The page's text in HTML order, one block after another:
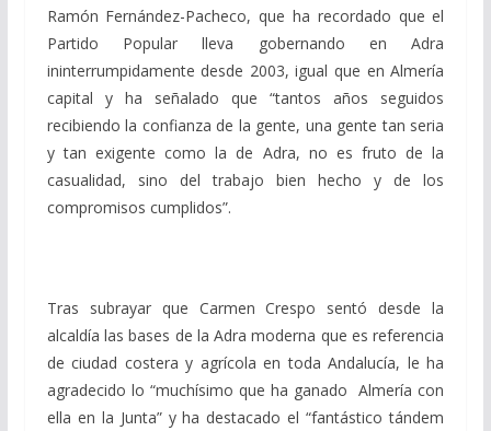
Ramón Fernández-Pacheco, que ha recordado que el
Partido Popular lleva gobernando en Adra
ininterrumpidamente desde 2003, igual que en Almería
capital y ha señalado que “tantos años seguidos
recibiendo la confianza de la gente, una gente tan seria
y tan exigente como la de Adra, no es fruto de la
casualidad, sino del trabajo bien hecho y de los
compromisos cumplidos”.
Tras subrayar que Carmen Crespo sentó desde la
alcaldía las bases de la Adra moderna que es referencia
de ciudad costera y agrícola en toda Andalucía, le ha
agradecido lo “muchísimo que ha ganado Almería con
ella en la Junta” y ha destacado el “fantástico tándem